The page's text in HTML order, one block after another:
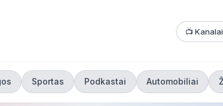
📺 Kanalai
Sportas Podkastai Automobiliai